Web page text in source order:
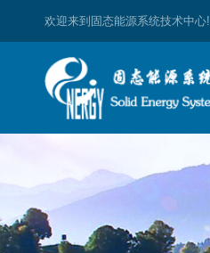
欢迎来到固态能源系统技术中心!